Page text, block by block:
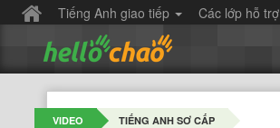
Tiếng Anh giao tiếp Các lớp hỗ trợ
VIDEO TIẾNG ANH SƠ CẤP